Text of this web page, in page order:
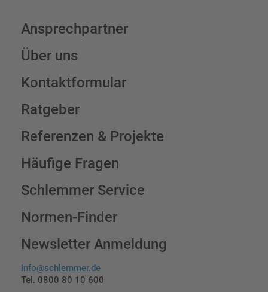
Ansprechpartner
Über uns
Kontaktformular
Ratgeber
Referenzen & Projekte
Häufige Fragen
Schlemmer Service
Normen-Finder
Newsletter Anmeldung
info@schlemmer.de
Tel. 0800 80 10 600